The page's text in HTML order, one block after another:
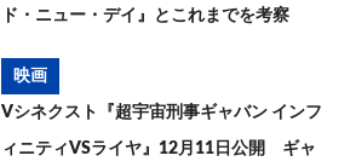
ド・ニュー・デイ』とこれまでを考察
映画
Vシネクスト『超宇宙刑事ギャバン インフ
ィニティVSライヤ』12月11日公開 ギャ